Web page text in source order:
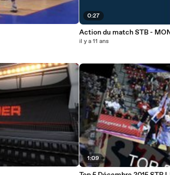
0:27
Action du match STB -
il y a 11 ans
1:09